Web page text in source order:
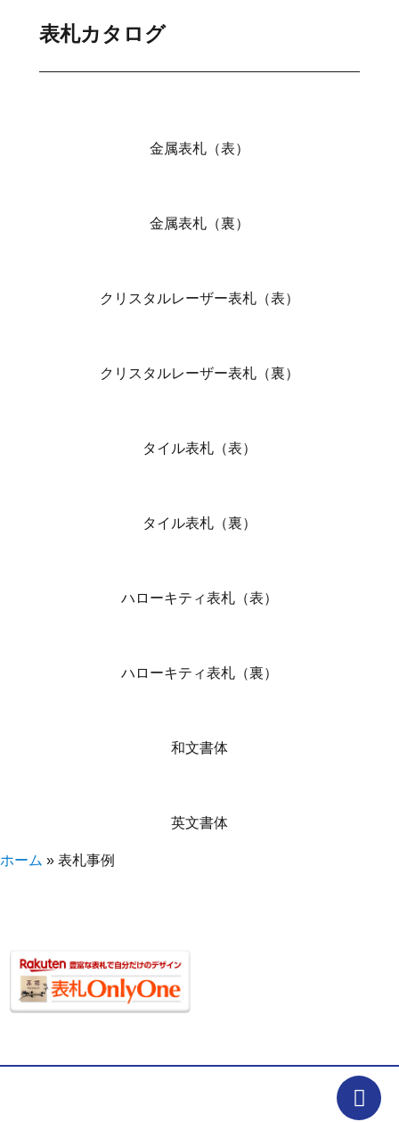
表札カタログ
金属表札（表）
金属表札（裏）
クリスタルレーザー表札（表）
クリスタルレーザー表札（裏）
タイル表札（表）
タイル表札（裏）
ハローキティ表札（表）
ハローキティ表札（裏）
和文書体
英文書体
ホーム » 表札事例